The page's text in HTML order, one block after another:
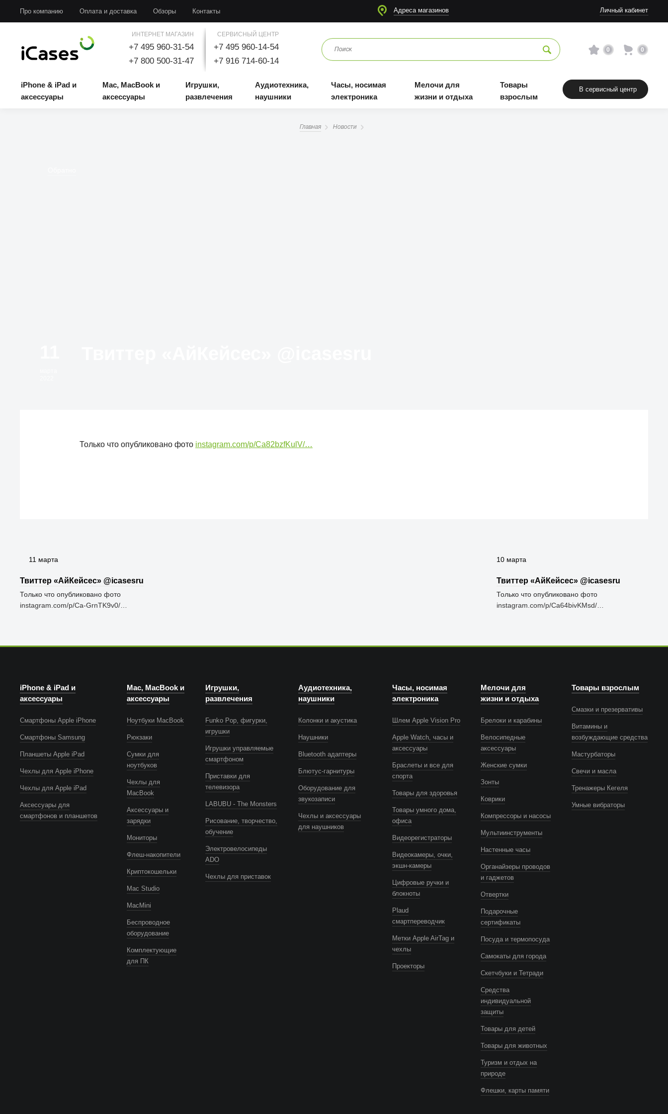
Про компанию Оплата и доставка Обзоры Контакты Адреса магазинов Личный кабинет
ИНТЕРНЕТ МАГАЗИН
+7 495 960-31-54
+7 800 500-31-47
СЕРВИСНЫЙ ЦЕНТР
+7 495 960-14-54
+7 916 714-60-14
0 0
iPhone & iPad и
аксессуары
Mac, MacBook и
аксессуары
Игрушки,
развлечения
Аудиотехника,
наушники
Часы, носимая
электроника
Мелочи для
жизни и отдыха
Товары
взрослым
В сервисный центр
Главная Новости
Только что опубликовано фото instagram.com/p/Ca82bzfKulV/…
10 марта
Твиттер «АйКейсес» ‏@icasesru
Только что опубликовано фото
instagram.com/p/Ca64bivKMsd/…
11 марта
Твиттер «АйКейсес» ‏@icasesru
Только что опубликовано фото
instagram.com/p/Ca-GrnTK9v0/…
iPhone & iPad и
аксессуары
Смартфоны Apple iPhone
Смартфоны Samsung
Планшеты Apple iPad
Чехлы для Apple iPhone
Чехлы для Apple iPad
Аксессуары для
смартфонов и планшетов
Mac, MacBook и
аксессуары
Ноутбуки MacBook
Рюкзаки
Сумки для
ноутбуков
Чехлы для
MacBook
Аксессуары и
зарядки
Мониторы
Флеш-накопители
Криптокошельки
Mac Studio
MacMini
Беспроводное
оборудование
Комплектующие
для ПК
Игрушки,
развлечения
Funko Pop, фигурки,
игрушки
Игрушки управляемые
смартфоном
Приставки для
телевизора
LABUBU - The Monsters
Рисование, творчество,
обучение
Электровелосипеды
ADO
Чехлы для приставок
Аудиотехника,
наушники
Колонки и акустика
Наушники
Bluetooth адаптеры
Блютус-гарнитуры
Оборудование для
звукозаписи
Чехлы и аксессуары
для наушников
Часы, носимая
электроника
Шлем Apple Vision Pro
Apple Watch, часы и
аксессуары
Браслеты и все для
спорта
Товары для здоровья
Товары умного дома,
офиса
Видеорегистраторы
Видеокамеры, очки,
экшн-камеры
Цифровые ручки и
блокноты
Plaud
смартпереводчик
Метки Apple AirTag и
чехлы
Проекторы
Мелочи для
жизни и отдыха
Брелоки и карабины
Велосипедные
аксессуары
Женские сумки
Зонты
Коврики
Компрессоры и насосы
Мультиинструменты
Настенные часы
Органайзеры проводов
и гаджетов
Отвертки
Подарочные
сертификаты
Посуда и термопосуда
Самокаты для города
Скетчбуки и Тетради
Средства
индивидуальной
защиты
Товары для детей
Товары для животных
Туризм и отдых на
природе
Флешки, карты памяти
Товары взрослым
Смазки и презервативы
Витамины и
возбуждающие средства
Мастурбаторы
Свечи и масла
Тренажеры Кегеля
Умные вибраторы